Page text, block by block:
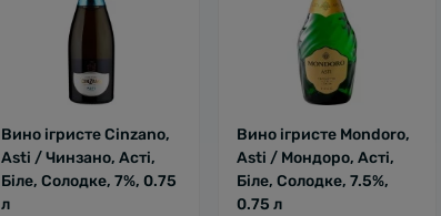
Вино ігристе Cinzano,
Asti / Чинзано, Асті,
Біле, Солодке, 7%, 0.75
л
Вино ігристе Mondoro,
Asti / Мондоро, Асті,
Біле, Солодке, 7.5%,
0.75 л